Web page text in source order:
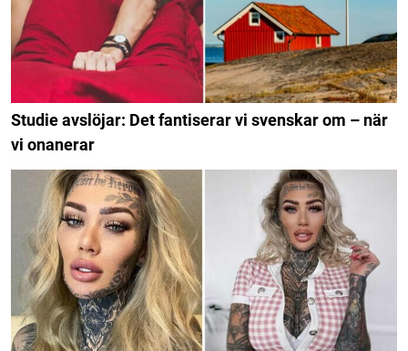
Studie avslöjar: Det fantiserar vi svenskar om – när
vi onanerar